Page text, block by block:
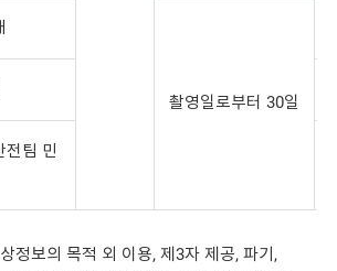
촬영일로부터 30일
전팀 민
정보의 목적 외 이용, 제3자 제공, 파기,